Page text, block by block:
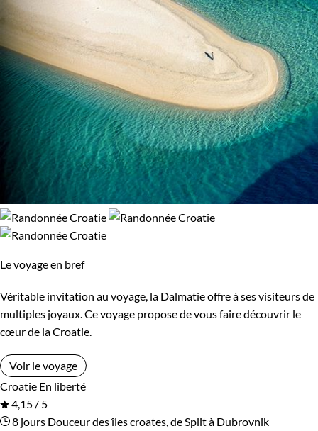
Le voyage en bref
Véritable invitation au voyage, la Dalmatie offre à ses visiteurs de
multiples joyaux. Ce voyage propose de vous faire découvrir le
cœur de la Croatie.
Voir le voyage
Croatie En liberté
4,15 / 5
8 jours Douceur des îles croates, de Split à Dubrovnik